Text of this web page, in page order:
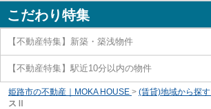
こだわり特集
【不動産特集】新築・築浅物件
【不動産特集】駅近10分以内の物件
姫路市の不動産｜MOKA HOUSE > (賃貸)地域から探す
スⅡ